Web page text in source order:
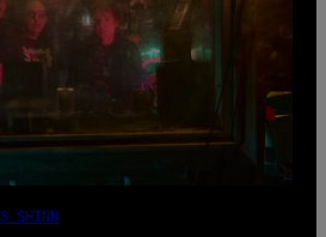
SHINN